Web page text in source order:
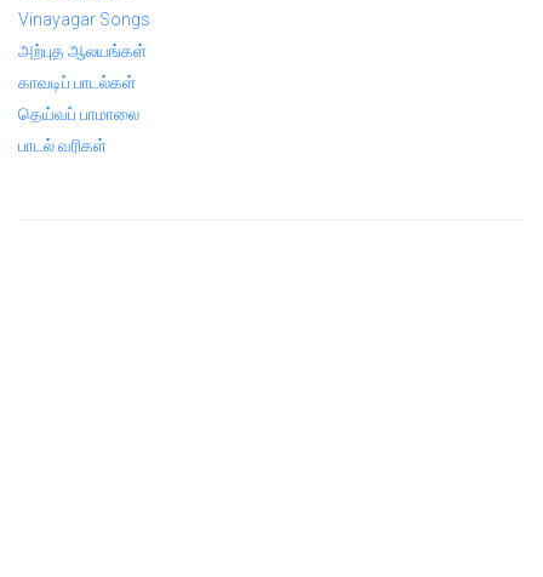
Vinayagar Songs
அற்புத ஆலயங்கள்
காவடிப் பாடல்கள்
தெய்வப் பாமாலை
பாடல் வரிகள்